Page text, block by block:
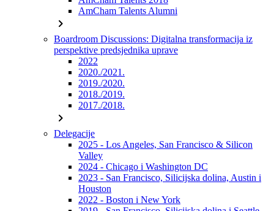
AmCham Talents Alumni
chevron_right
Boardroom Discussions: Digitalna transformacija iz
perspektive predsjednika uprave
2022
2020./2021.
2019./2020.
2018./2019.
2017./2018.
chevron_right
Delegacije
2025 - Los Angeles, San Francisco & Silicon
Valley
2024 - Chicago i Washington DC
2023 - San Francisco, Silicijska dolina, Austin i
Houston
2022 - Boston i New York